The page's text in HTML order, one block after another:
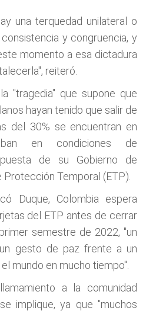
una terquedad unilateral o
y congruencia, y
momento a esa dictadura
reiteró.
"tragedia" que supone que
hayan tenido que salir de
del 30% se encuentran en
en condiciones de
de su Gobierno de
Temporal (ETP).
Duque, Colombia espera
del ETP antes de cerrar
semestre de 2022, "un
gesto de paz frente a un
mundo en mucho tiempo".
a la comunidad
implique, ya que "muchos